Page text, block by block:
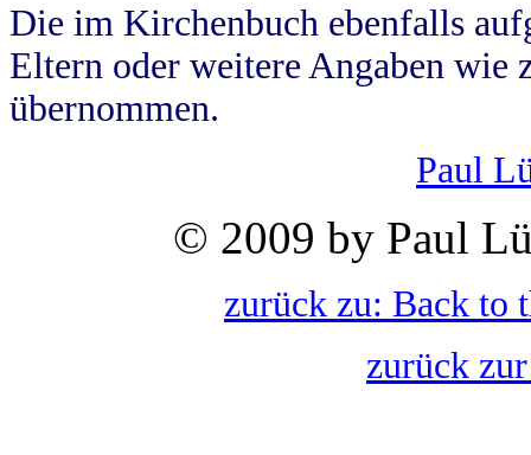
Die im Kirchenbuch ebenfalls
Eltern oder weitere Angaben wie
übernommen.
Paul
© 2009 by Paul
zurück zu: Back to
zurück